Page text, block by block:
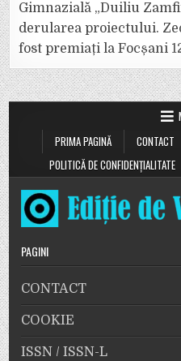
Gimnazială „Duiliu
derularea proiectului.
fost premiați la Focșani
PRIMA PAGINĂ
CONTACT
POLITICĂ DE CONFIDENȚIALITATE
PAGINI
CONTACT
COOKIE
ISSN / ISSN-L